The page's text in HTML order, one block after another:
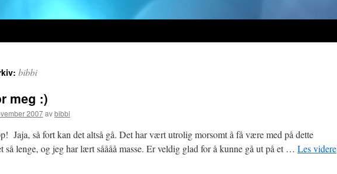
bibbi
meg :)
2007avbibbi
Jaja, så fort kan det altså gå. Det har vært utrolig morsomt å få være med på dette
så lenge, og jeg har lært såååå masse. Er veldig glad for å kunne gå ut på et … Les videre